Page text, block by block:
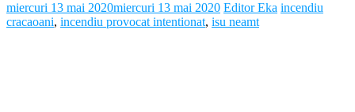
miercuri 13 mai 2020miercuri 13 mai 2020 Editor Eka incendiu
cracaoani, incendiu provocat intentionat, isu neamt